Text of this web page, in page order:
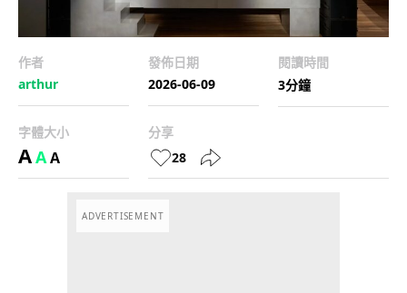
作者
arthur
發佈日期
2026-06-09
閱讀時間
3分鐘
字體大小
AAA
分享
28
ADVERTISEMENT